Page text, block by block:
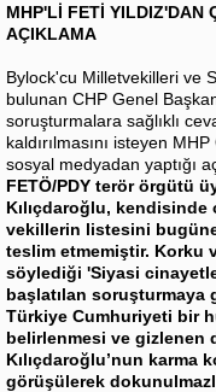
MHP'Lİ FETİ YILDIZ'DAN
AÇIKLAMA
Bylock'cu Milletvekilleri ve
bulunan CHP Genel
soruşturmalara sağlıklı
kaldırılmasını isteyen
sosyal medyadan yaptığı
FETÖ/PDY terör örgütü
Kılıçdaroğlu, kendisinde
vekillerin listesini bugüne
teslim etmemiştir. Korku
söylediği 'Siyasi
başlatılan soruşturmaya
Türkiye Cumhuriyeti bir
belirlenmesi ve gizlenen
Kılıçdaroğlu’nun karma
görüşülerek